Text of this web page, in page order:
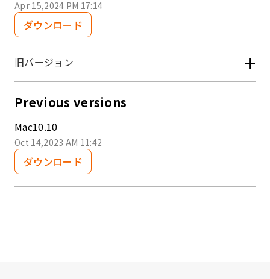
Apr 15,2024 PM 17:14
ダウンロード
旧バージョン +
Previous versions
Mac10.10
Oct 14,2023 AM 11:42
ダウンロード